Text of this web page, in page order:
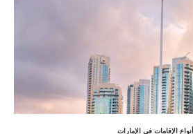
أنواع الإقامات في الإمارات